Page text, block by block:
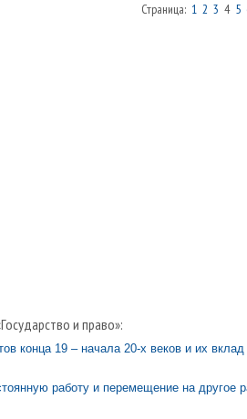
Страница: 1 2 3 4 5
и право»:
конца 19 – начала 20-х веков и их вклад
работу и перемещение на другое